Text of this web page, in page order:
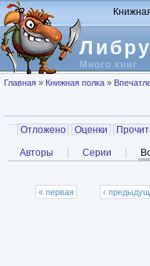
Перейти к основному
Много книг
Вы здесь
Главная » Книжная полка »
Главные вкладки
Отложено Оценки
Вторичные вкладки
Авторы Серии
Страницы
« первая ‹